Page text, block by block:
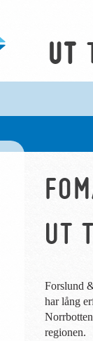
UT
UT
Forslund
har lång
regionen.